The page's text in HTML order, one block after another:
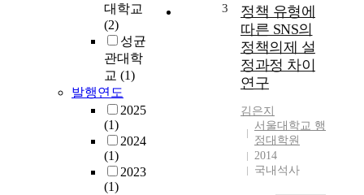
대학교
(2)
성균
관대학
교 (1)
발행연도
2025
(1)
2024
(1)
2023
(1)
3
정책 유형에
따른 SNS의
정책의제 설
정과정 차이
연구
김은지
서울대학교 행
정대학원
2014
국내석사